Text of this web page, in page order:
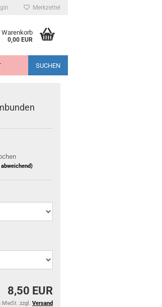
Merkzettel
Warenkorb
0,00 EUR
SUCHEN
8,50 EUR
MwSt. zzgl. Versand